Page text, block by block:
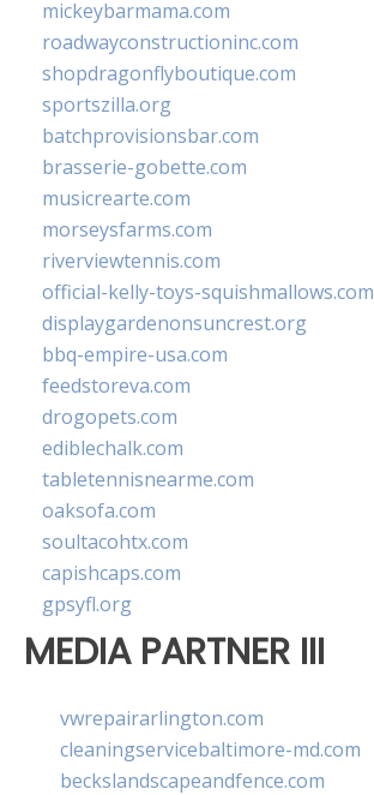
mickeybarmama.com
roadwayconstructioninc.com
shopdragonflyboutique.com
sportszilla.org
batchprovisionsbar.com
brasserie-gobette.com
musicrearte.com
morseysfarms.com
riverviewtennis.com
official-kelly-toys-squishmallows.com
displaygardenonsuncrest.org
bbq-empire-usa.com
feedstoreva.com
drogopets.com
ediblechalk.com
tabletennisnearme.com
oaksofa.com
soultacohtx.com
capishcaps.com
gpsyfl.org
MEDIA PARTNER III
vwrepairarlington.com
cleaningservicebaltimore-md.com
beckslandscapeandfence.com